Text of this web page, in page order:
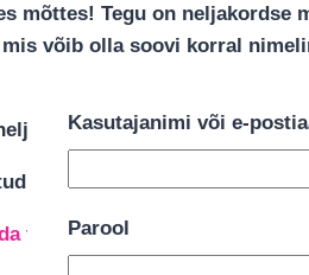
mõttes! Tegu on neljakordse
võib olla soovi korral
mähkmetort on
103tk Pampers, Huggies või
toodet ei ole hetkel laos ja
Kasutajanimi või e-
Parool